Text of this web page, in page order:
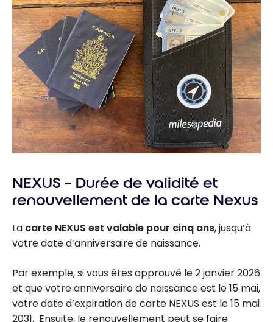
NEXUS – Durée de validité et
renouvellement de la carte Nexus
La carte NEXUS est valable pour cinq ans, jusqu’à
votre date d’anniversaire de naissance.
Par exemple, si vous êtes approuvé le 2 janvier 2026
et que votre anniversaire de naissance est le 15 mai,
votre date d’expiration de carte NEXUS est le 15 mai
2031. Ensuite, le renouvellement peut se faire